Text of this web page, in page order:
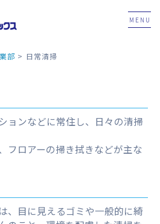
MENU
部 > 日常清掃
ョンなどに常住し、日々の清掃
フロアーの掃き拭きなどが主な
、目に見えるゴミや一般的に綺